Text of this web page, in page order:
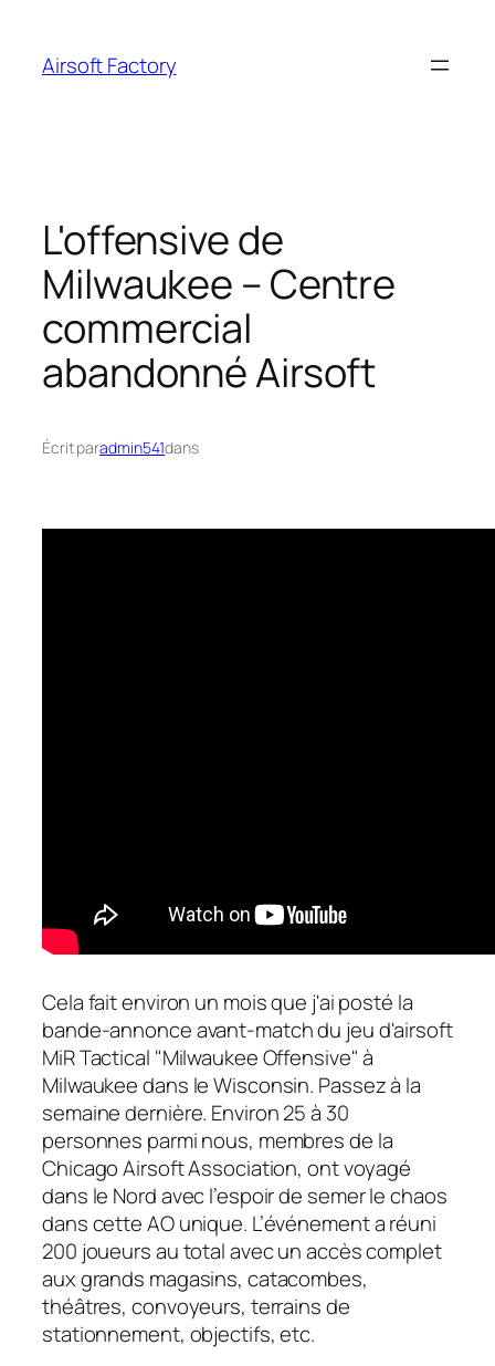
contenu
Airsoft Factory
L'offensive de
Milwaukee – Centre
commercial
abandonné Airsoft
Écrit paradmin541dans
Cela fait environ un mois que j'ai posté la
bande-annonce avant-match du jeu d'airsoft
MiR Tactical "Milwaukee Offensive" à
Milwaukee dans le Wisconsin. Passez à la
semaine dernière. Environ 25 à 30
personnes parmi nous, membres de la
Chicago Airsoft Association, ont voyagé
dans le Nord avec l’espoir de semer le chaos
dans cette AO unique. L’événement a réuni
200 joueurs au total avec un accès complet
aux grands magasins, catacombes,
théâtres, convoyeurs, terrains de
stationnement, objectifs, etc.